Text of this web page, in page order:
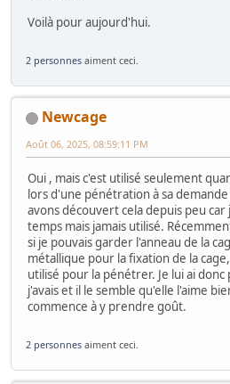
Voilà pour aujourd'hui.
2 personnes aiment ceci.
Newcage
Août 06, 2025, 08:59:11 PM
Oui , mais c'est utilisé seulement
lors d'une pénétration à sa
avons découvert cela depuis peu car
temps mais jamais utilisé.
si je pouvais garder l'anneau de la
métallique pour la fixation de la
utilisé pour la pénétrer. Je lui ai
j'avais et il le semble qu'elle l'aime
commence à y prendre goût.
2 personnes aiment ceci.